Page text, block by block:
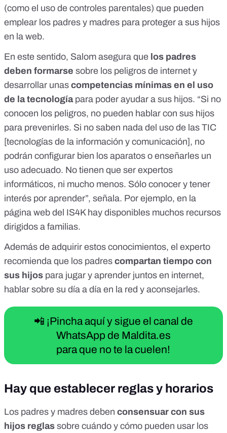
(como el uso de controles parentales) que pueden
emplear los padres y madres para proteger a sus hijos
en la web.
En este sentido, Salom asegura que los padres
deben formarse sobre los peligros de internet y
desarrollar unas competencias mínimas en el uso
de la tecnología para poder ayudar a sus hijos. “Si no
conocen los peligros, no pueden hablar con sus hijos
para prevenirles. Si no saben nada del uso de las TIC
[tecnologías de la información y comunicación], no
podrán configurar bien los aparatos o enseñarles un
uso adecuado. No tienen que ser expertos
informáticos, ni mucho menos. Sólo conocer y tener
interés por aprender”, señala. Por ejemplo, en la
página web del IS4K hay disponibles muchos recursos
dirigidos a familias.
Además de adquirir estos conocimientos, el experto
recomienda que los padres compartan tiempo con
sus hijos para jugar y aprender juntos en internet,
hablar sobre su día a día en la red y aconsejarles.
📲 ¡Pincha aquí y sigue el canal de
WhatsApp de Maldita.es
para que no te la cuelen!
Hay que establecer reglas y horarios
Los padres y madres deben consensuar con sus
hijos reglas sobre cuándo y cómo pueden usar los